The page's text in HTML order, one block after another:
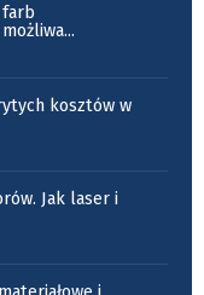
farb
...
kosztów w
Jak laser i